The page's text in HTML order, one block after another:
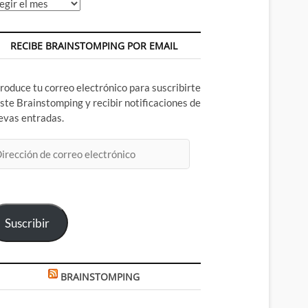
RECIBE BRAINSTOMPING POR EMAIL
tu correo electrónico para suscribirte
Brainstomping y recibir notificaciones de
entradas.
Suscribir
BRAINSTOMPING